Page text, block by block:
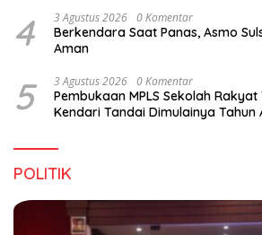
4 3 Agustus 2026 0 Komentar
Berkendara Saat Panas, Asmo
Aman
5 3 Agustus 2026 0 Komentar
Pembukaan MPLS Sekolah
Kendari Tandai Dimulainya Tahun
POLITIK